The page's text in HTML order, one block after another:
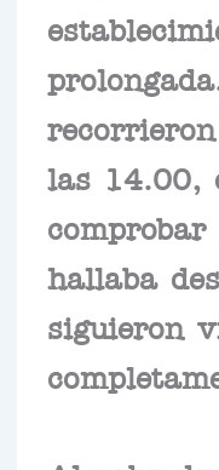
las 14.00,
comprobar
hallaba
siguieron